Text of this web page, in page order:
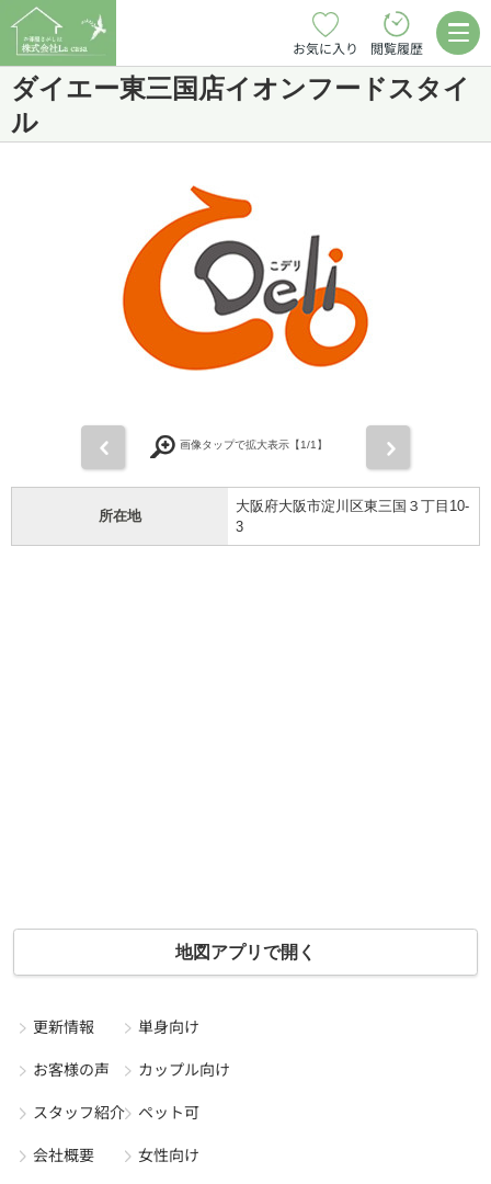
お気に入り 閲覧履歴
ダイエー東三国店イオンフードスタイ
ル
画像タップで拡大表示【1/1】
所在地
大阪府大阪市淀川区東三国３丁目10-
3
地図アプリで開く
更新情報
お客様の声
スタッフ紹介
会社概要
単身向け
カップル向け
ペット可
女性向け